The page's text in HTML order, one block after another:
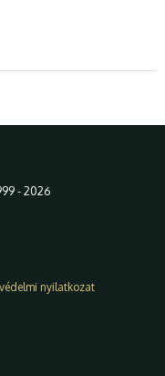
- 2026
nyilatkozat